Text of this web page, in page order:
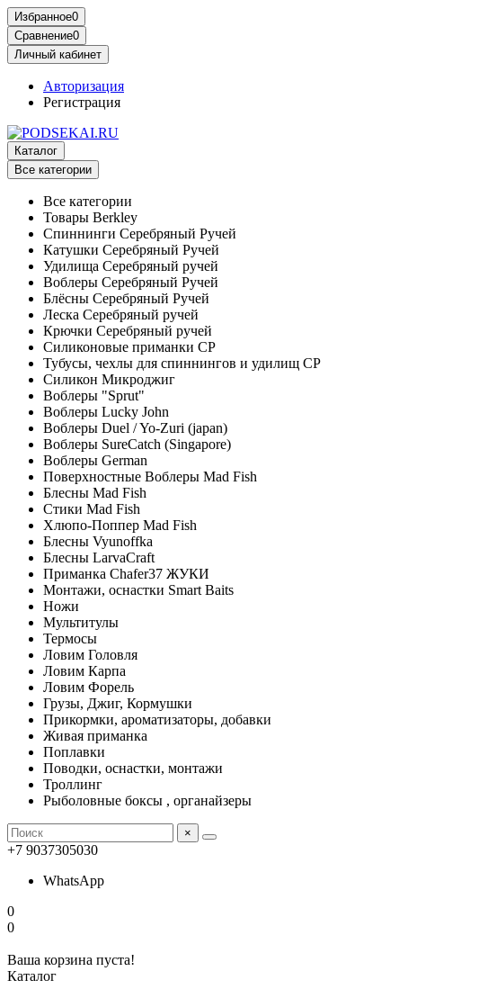
Избранное0
Сравнение0
Личный кабинет
Авторизация
Регистрация
Каталог
Все категории
Все категории
Товары Berkley
Спиннинги Серебряный Ручей
Катушки Серебряный Ручей
Удилища Серебряный ручей
Воблеры Серебряный Ручей
Блёсны Серебряный Ручей
Леска Серебряный ручей
Крючки Серебряный ручей
Силиконовые приманки СР
Тубусы, чехлы для спиннингов и удилищ СР
Силикон Микроджиг
Воблеры "Sprut"
Воблеры Lucky John
Воблеры Duel / Yo-Zuri (japan)
Воблеры SureCatch (Singapore)
Воблеры German
Поверхностные Воблеры Mad Fish
Блесны Mad Fish
Стики Mad Fish
Хлюпо-Поппер Mad Fish
Блесны Vyunoffka
Блесны LarvaCraft
Приманка Chafer37 ЖУКИ
Монтажи, оснастки Smart Baits
Ножи
Мультитулы
Термосы
Ловим Головля
Ловим Карпа
Ловим Форель
Грузы, Джиг, Кормушки
Прикормки, ароматизаторы, добавки
Живая приманка
Поплавки
Поводки, оснастки, монтажи
Троллинг
Рыболовные боксы , органайзеры
×
+7 9037305030
WhatsApp
0
0
Ваша корзина пуста!
Каталог